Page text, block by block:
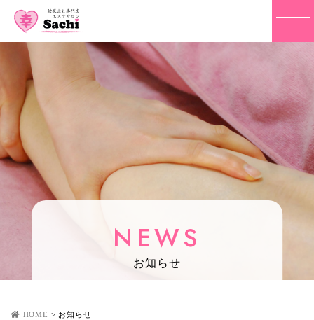
NEWS
お知らせ
HOME > お知らせ